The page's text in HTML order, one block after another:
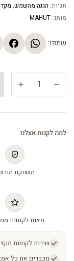
תגיות: הגנה מהשמש,
מותג: MAHUT
שתפו:
בגוון
מסנן
-
quantity
למה לקנות אצלנו
משווקת
מאות לקוחות
שירות לקוחות
מכבדים את כל